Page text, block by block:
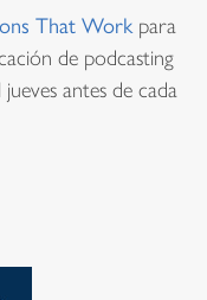
That Workpara
de podcasting
antes de cada